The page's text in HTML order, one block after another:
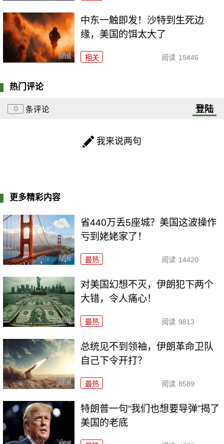
中东一触即发！沙特到生死边
缘，美国的饵太大了
相关 阅读 15446
热门评论
0 条评论 登陆
我来说两句
更多精彩内容
省440万丢5座城？美国这波操作
亏到姥姥家了！
最热 阅读 14420
对美国幻想不灭，伊朗犯下两个
大错，令人痛心！
最热 阅读 9813
总统见不到领袖，伊朗革命卫队
自己下令开打？
最热 阅读 8589
特朗普一句“我们也想要导弹”揭了
美国的老底